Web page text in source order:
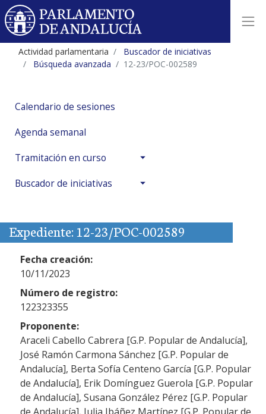
Actividad parlamentaria
Buscador de iniciativas
Búsqueda avanzada
12-23/POC-002589
Calendario de sesiones
Agenda semanal
Tramitación en curso
Buscador de iniciativas
Expediente: 12-23/POC-002589
Fecha creación:
10/11/2023
Número de registro:
122323355
Proponente:
Araceli Cabello Cabrera [G.P. Popular de Andalucía],
José Ramón Carmona Sánchez [G.P. Popular de
Andalucía], Berta Sofía Centeno García [G.P. Popular
de Andalucía], Erik Domínguez Guerola [G.P. Popular
de Andalucía], Susana González Pérez [G.P. Popular
de Andalucía], Julia Ibáñez Martínez [G.P. Popular de